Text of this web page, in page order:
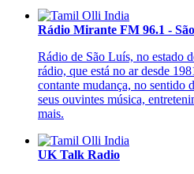
Rádio Mirante FM 96.1 -
Rádio de São Luís, no estado
rádio, que está no ar desde
contante mudança, no sentido
seus ouvintes música,
mais.
UK Talk Radio